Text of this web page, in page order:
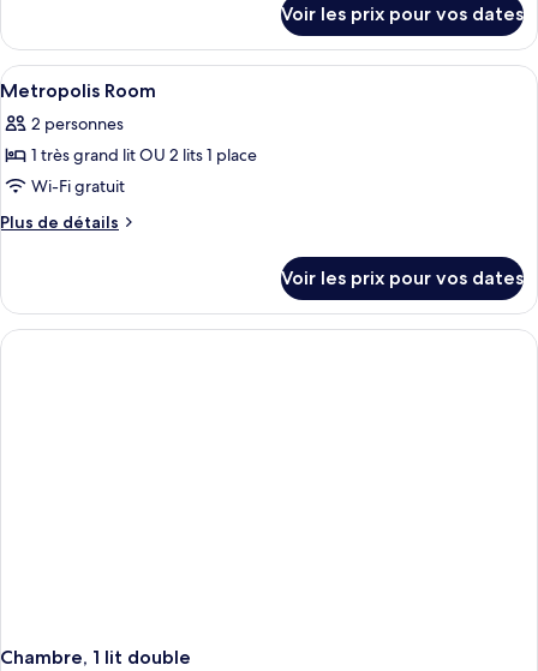
lits
place
chambre :
Metro
Room
le
type
de
chambre
Metro
Room
Voir les prix pour vos dates
Afficher
toutes
les
photos
pour
ce
chambre :
Metropolis
Room
Literie de qualité supérieure,
5
Metropolis Room
2 personnes
1 très grand lit OU 2 lits 1 place
Wi-Fi gratuit
Plus de détails
Plus
le
type
de
Voir les prix pour vos dates
Chambre, 1 lit double